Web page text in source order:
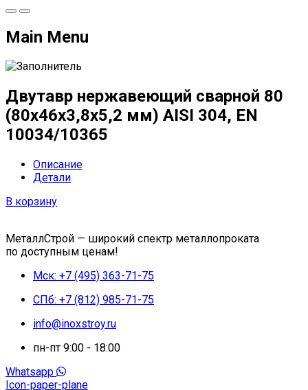
Main Menu
Двутавр нержавеющий сварной 80
(80х46х3,8х5,2 мм) AISI 304, EN
10034/10365
Описание
Детали
В корзину
МеталлСтрой — широкий спектр металлопроката
по доступным ценам!
Мск: +7 (495) 363-71-75
СПб: +7 (812) 985-71-75
info@inoxstroy.ru
пн-пт 9:00 - 18:00
Whatsapp
Icon-paper-plane